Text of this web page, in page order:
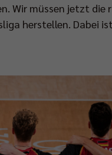
Wir müssen jetzt die
herstellen. Dabei